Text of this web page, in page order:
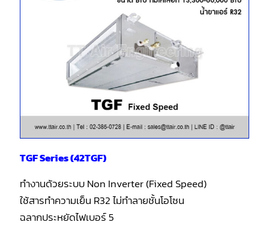
TGF Series (42TGF)
ทำงานด้วยระบบ Non Inverter (Fixed Speed)
ใช้สารทำความเย็น R32 ไม่ทำลายชั้นโอโซน
ฉลากประหยัดไฟเบอร์ 5